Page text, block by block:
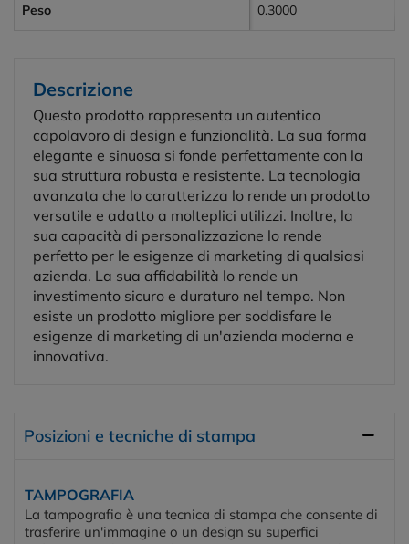
Peso 0.3000
Descrizione
Questo prodotto rappresenta un autentico
capolavoro di design e funzionalità. La sua forma
elegante e sinuosa si fonde perfettamente con la
sua struttura robusta e resistente. La tecnologia
avanzata che lo caratterizza lo rende un prodotto
versatile e adatto a molteplici utilizzi. Inoltre, la
sua capacità di personalizzazione lo rende
perfetto per le esigenze di marketing di qualsiasi
azienda. La sua affidabilità lo rende un
investimento sicuro e duraturo nel tempo. Non
esiste un prodotto migliore per soddisfare le
esigenze di marketing di un'azienda moderna e
innovativa.
Posizioni e tecniche di stampa
TAMPOGRAFIA
La tampografia è una tecnica di stampa che consente di
trasferire un'immagine o un design su superfici